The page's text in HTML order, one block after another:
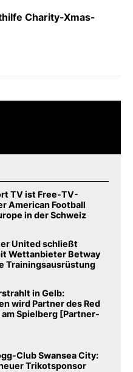
Charity-Xmas-
TV ist Free-TV-
American Football
in der Schweiz
United schließt
Wettanbieter Betway
Trainingsausrüstung
in Gelb:
wird Partner des Red
am Spielberg [Partner-
Club Swansea City:
Trikotsponsor